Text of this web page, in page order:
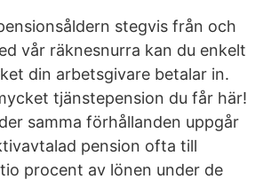
stegvis från och
vår räknesnurra kan du enkelt
din arbetsgivare betalar in.
tjänstepension du får här!
samma förhållanden uppgår
pension ofta till
procent av lönen under de